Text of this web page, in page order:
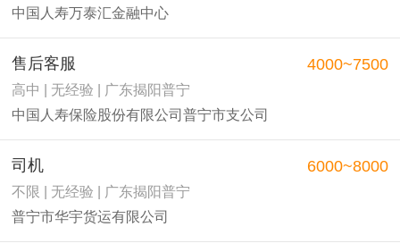
中国人寿万泰汇金融中心
售后客服
高中 | 无经验 | 广东揭阳普宁
中国人寿保险股份有限公司普宁市支公司
4000~7500
司机
不限 | 无经验 | 广东揭阳普宁
普宁市华宇货运有限公司
6000~8000